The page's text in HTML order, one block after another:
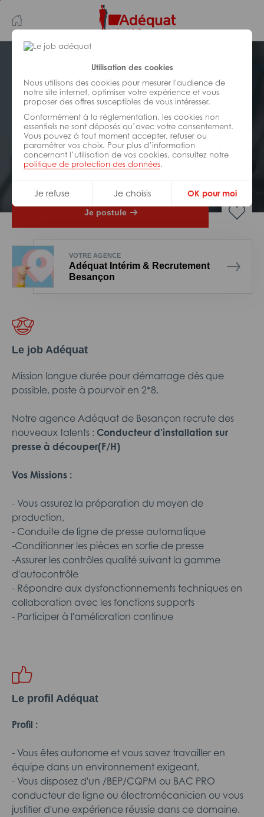
Utilisation des cookies
Nous utilisons des cookies pour mesurer l'audience de
notre site internet, optimiser votre expérience et vous
proposer des offres susceptibles de vous intéresser.
Conformément à la réglementation, les cookies non
essentiels ne sont déposés qu’avec votre consentement.
Vous pouvez à tout moment accepter, refuser ou
paramétrer vos choix. Pour plus d’information
concernant l’utilisation de vos cookies, consultez notre
politique de protection des données.
Je refuse Je choisis OK pour moi
au
contenu
principal
navigation
INDUSTRIE/FABRICATION/
TRANSFORMATION
Réf : 0BF-318595
Pilote de production presse H/F
Interim Besançon
Je postule
VOTRE AGENCE
Adéquat Intérim & Recrutement
Besançon
Le job Adéquat
Mission longue durée pour démarrage dès que
possible, poste à pourvoir en 2*8.
Notre agence Adéquat de Besançon recrute des
nouveaux talents : Conducteur d'installation sur
presse à découper(F/H)
Vos Missions :
- Vous assurez la préparation du moyen de
production,
- Conduite de ligne de presse automatique
-Conditionner les pièces en sortie de presse
-Assurer les contrôles qualité suivant la gamme
d'autocontrôle
- Répondre aux dysfonctionnements techniques en
collaboration avec les fonctions supports
- Participer à l'amélioration continue
Le profil Adéquat
Profil :
- Vous êtes autonome et vous savez travailler en
équipe dans un environnement exigeant,
- Vous disposez d'un /BEP/CQPM ou BAC PRO
conducteur de ligne ou électromécanicien ou vous
justifier d'une expérience réussie dans ce domaine.